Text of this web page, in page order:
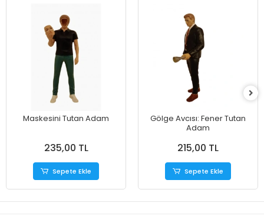
Maskesini Tutan Adam
235,00 TL
Sepete Ekle
​Gölge Avcısı: Fener Tutan
Adam
215,00 TL
Sepete Ekle